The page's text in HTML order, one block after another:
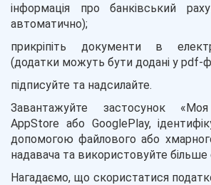
інформація про банківський
автоматично);
прикріпіть документи в
(додатки можуть бути додані у pdf-
підписуйте та надсилайте.
Завантажуйте застосунок
AppStore або GooglePlay,
допомогою файлового або
надавача та використовуйте більше
Нагадаємо, що скористатися